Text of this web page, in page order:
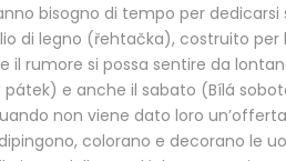
bisogno di tempo per
di legno (řehtačka), costruito
rumore si possa sentire da
e anche il sabato (Bílá
non viene dato loro
colorano e decorano le